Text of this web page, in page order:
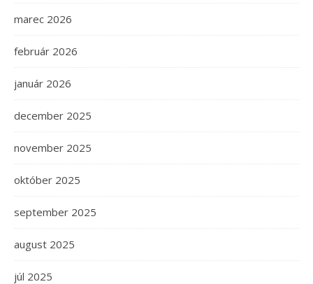
marec 2026
február 2026
január 2026
december 2025
november 2025
október 2025
september 2025
august 2025
júl 2025